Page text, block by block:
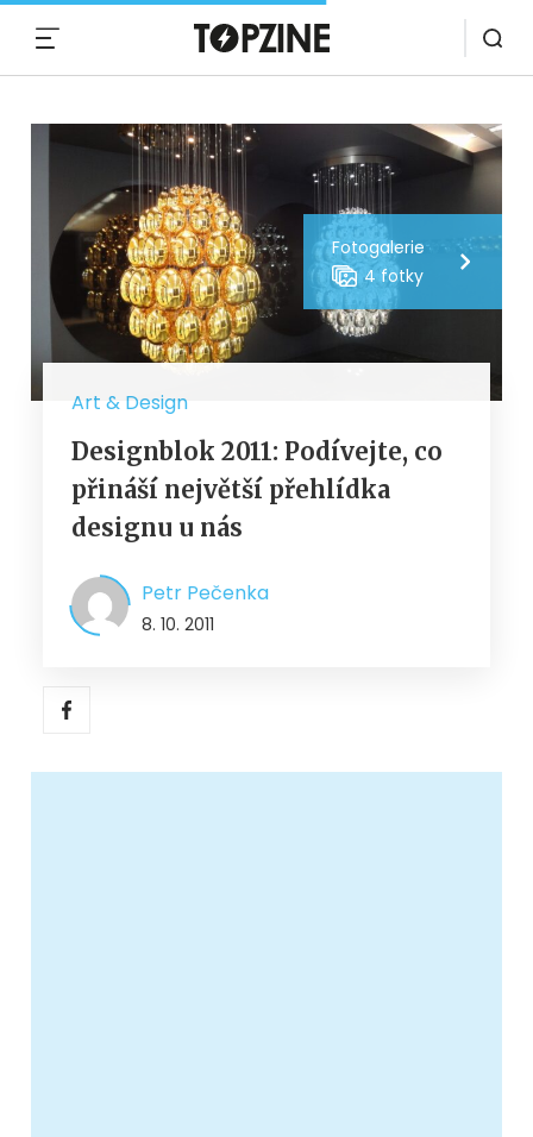
Fotogalerie
4 fotky
Art & Design
Designblok 2011: Podívejte, co
přináší největší přehlídka
designu u nás
Petr Pečenka
8. 10. 2011